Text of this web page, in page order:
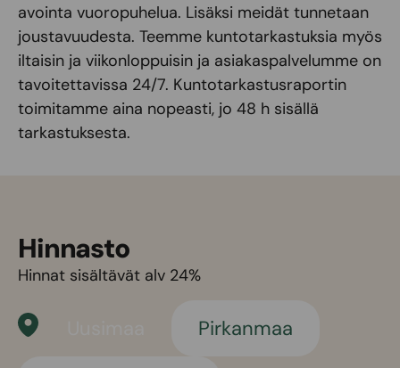
avointa vuoropuhelua. Lisäksi meidät tunnetaan
joustavuudesta. Teemme kuntotarkastuksia myös
iltaisin ja viikonloppuisin ja asiakaspalvelumme on
tavoitettavissa 24/7. Kuntotarkastusraportin
toimitamme aina nopeasti, jo 48 h sisällä
tarkastuksesta.
Hinnasto
Hinnat sisältävät alv 24%
Pirkanmaa